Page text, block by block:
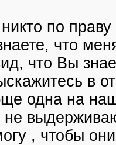
по
что
что Вы
в
одна на
, чтобы